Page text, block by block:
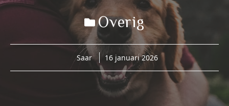
Overig
Saar 16 januari 2026